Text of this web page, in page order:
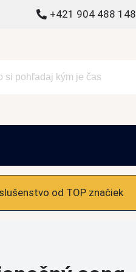
+421 904 488 148
od TOP značiek